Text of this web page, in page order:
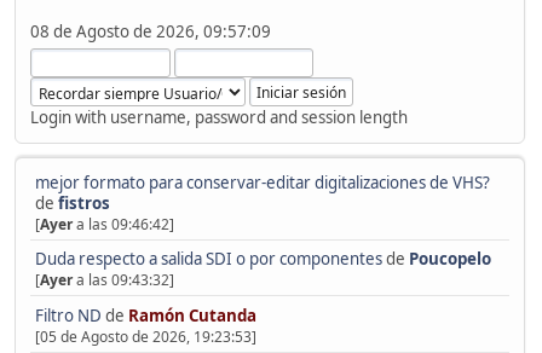
08 de Agosto de 2026, 09:57:09
Login with username, password and session length
mejor formato para conservar-editar digitalizaciones de VHS?
de fistros
[Ayera las 09:46:42]
Duda respecto a salida SDI o por componentesde Poucopelo
[Ayera las 09:43:32]
Filtro ND de Ramón Cutanda
[05 de Agosto de 2026, 19:23:53]